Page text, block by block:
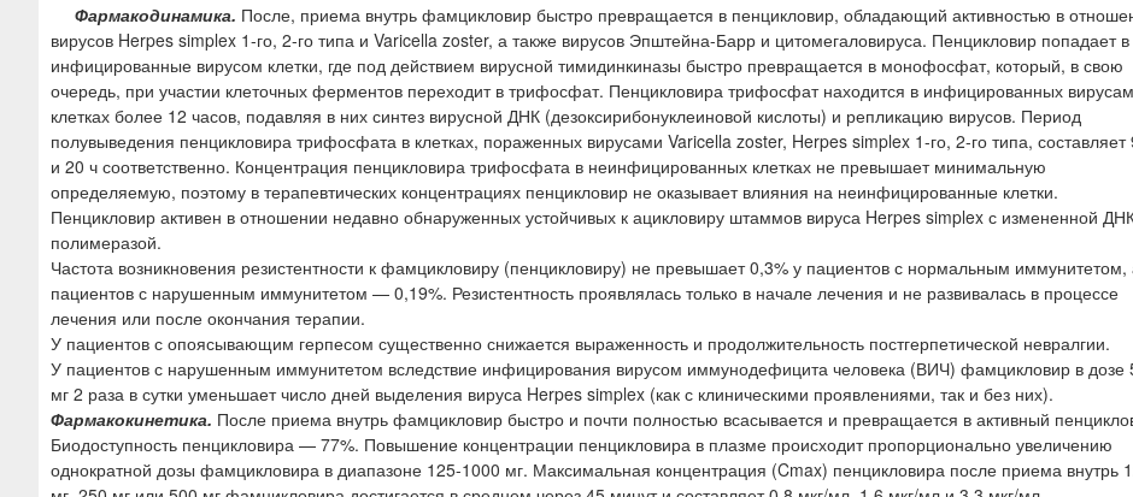
Фармакодинамика. После, приема внутрь фамцикловир быстро превращается в пенцикловир, обладающий активностью в
вирусов Herpes simplex 1-го, 2-го типа и Varicella zoster, а также вирусов Эпштейна-Барр и цитомегаловируса. Пенцикловир попадает в
инфицированные вирусом клетки, где под действием вирусной тимидинкиназы быстро превращается в монофосфат, который, в свою
очередь, при участии клеточных ферментов переходит в трифосфат. Пенцикловира трифосфат находится в инфицированных
клетках более 12 часов, подавляя в них синтез вирусной ДНК (дезоксирибонуклеиновой кислоты) и репликацию вирусов. Период
полувыведения пенцикловира трифосфата в клетках, пораженных вирусами Varicella zoster, Herpes simplex 1-го, 2-го типа, составляет
и 20 ч соответственно. Концентрация пенцикловира трифосфата в неинфицированных клетках не превышает минимальную
определяемую, поэтому в терапевтических концентрациях пенцикловир не оказывает влияния на неинфицированные клетки.
Пенцикловир активен в отношении недавно обнаруженных устойчивых к ацикловиру штаммов вируса Herpes simplex с измененной
полимеразой.
Частота возникновения резистентности к фамцикловиру (пенцикловиру) не превышает 0,3% у пациентов с нормальным иммунитетом,
пациентов с нарушенным иммунитетом — 0,19%. Резистентность проявлялась только в начале лечения и не развивалась в процессе
лечения или после окончания терапии.
У пациентов с опоясывающим герпесом существенно снижается выраженность и продолжительность постгерпетической невралгии.
У пациентов с нарушенным иммунитетом вследствие инфицирования вирусом иммунодефицита человека (ВИЧ) фамцикловир в дозе
мг 2 раза в сутки уменьшает число дней выделения вируса Herpes simplex (как с клиническими проявлениями, так и без них).
Фармакокинетика. После приема внутрь фамцикловир быстро и почти полностью всасывается и превращается в активный
Биодоступность пенцикловира — 77%. Повышение концентрации пенцикловира в плазме происходит пропорционально увеличению
однократной дозы фамцикловира в диапазоне 125-1000 мг. Максимальная концентрация (Cmax) пенцикловира после приема внутрь